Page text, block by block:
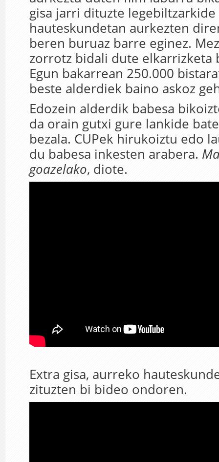
gisa jarri dituzte legebiltzarkide
hauteskundetan aurkezten
beren buruaz barre eginez.
zorrotz bidali dute elkarrizketa
Egun bakarrean 250.000
beste alderdiek baino askoz
Edozein alderdik babesa
da orain gutxi gure lankide
bezala. CUPek hirukoiztu edo
du babesa inkesten arabera.
goazelako, diote.
Extra gisa, aurreko
zituzten bi bideo ondoren.